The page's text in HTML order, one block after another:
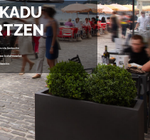
eta Kantauriko
txahal-masailak